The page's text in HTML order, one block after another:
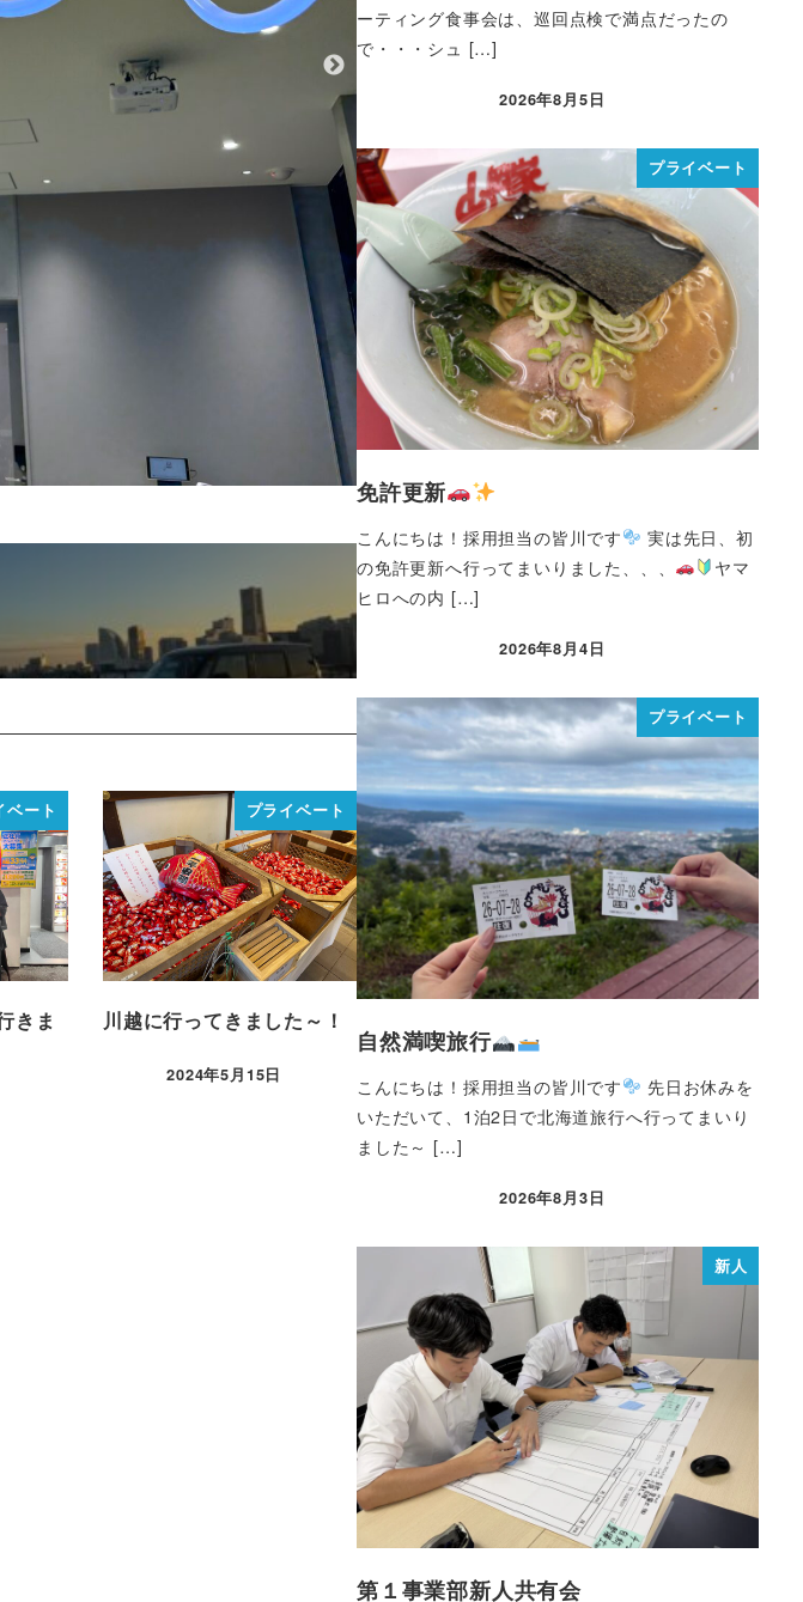
ベート
きま
プライベート
川越に行ってきました～！
2024年5月15日
ーティング食事会は、巡回点検で満点だったの
で・・・シュ […]
2026年8月5日
プライベート
免許更新
こんにちは！採用担当の皆川です
実は先日、初
の免許更新へ行ってまいりました、、、
ヤマ
ヒロへの内 […]
2026年8月4日
プライベート
自然満喫旅行
こんにちは！採用担当の皆川です
先日お休みを
いただいて、1泊2日で北海道旅行へ行ってまいり
ました～ […]
2026年8月3日
新人
第１事業部新人共有会